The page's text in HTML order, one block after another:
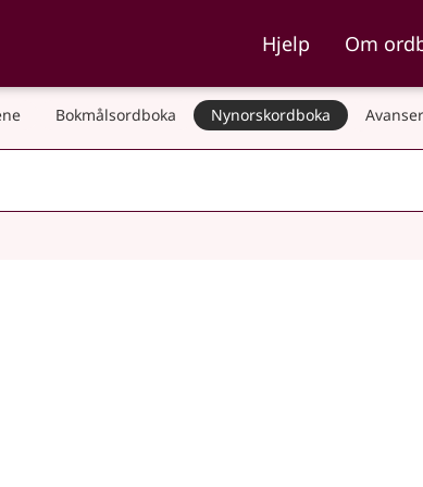
NynorskordbokaHjelp Om
Bokmålsordboka Nynorskordboka